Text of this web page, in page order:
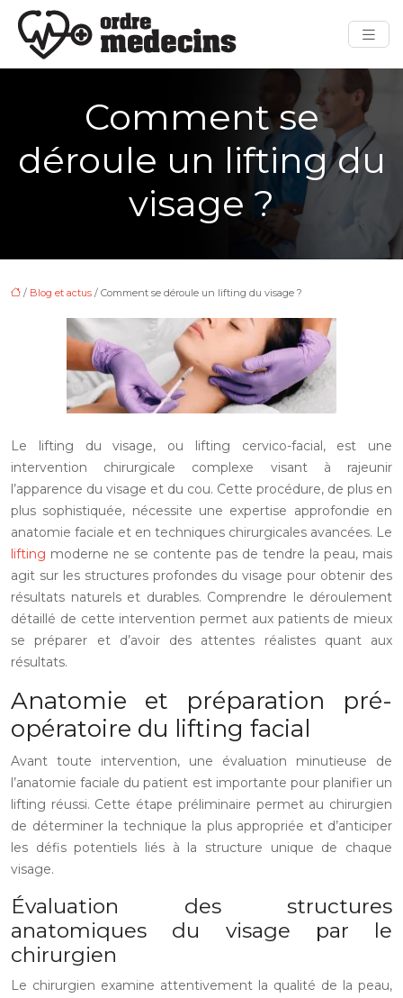
Comment se
déroule un lifting du
visage ?
/ Blog et actus / Comment se déroule un lifting du visage ?
Le lifting du visage, ou lifting cervico-facial, est une
intervention chirurgicale complexe visant à rajeunir
l’apparence du visage et du cou. Cette procédure, de plus en
plus sophistiquée, nécessite une expertise approfondie en
anatomie faciale et en techniques chirurgicales avancées. Le
lifting moderne ne se contente pas de tendre la peau, mais
agit sur les structures profondes du visage pour obtenir des
résultats naturels et durables. Comprendre le déroulement
détaillé de cette intervention permet aux patients de mieux
se préparer et d’avoir des attentes réalistes quant aux
résultats.
Anatomie et préparation pré-
opératoire du lifting facial
Avant toute intervention, une évaluation minutieuse de
l’anatomie faciale du patient est importante pour planifier un
lifting réussi. Cette étape préliminaire permet au chirurgien
de déterminer la technique la plus appropriée et d’anticiper
les défis potentiels liés à la structure unique de chaque
visage.
Évaluation des structures
anatomiques du visage par le
chirurgien
Le chirurgien examine attentivement la qualité de la peau,